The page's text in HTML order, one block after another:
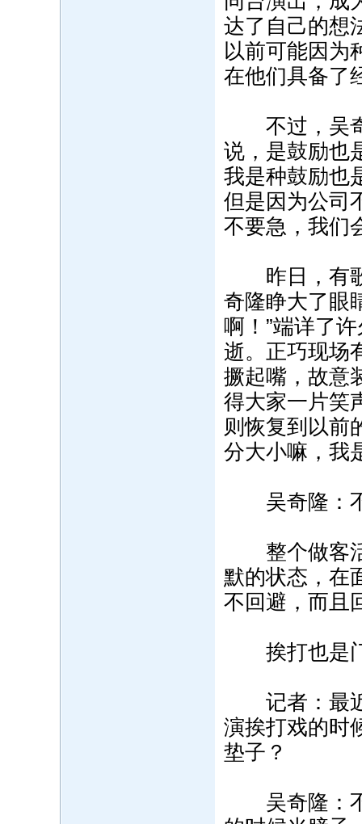
达了自己的想
以前可能因为
在他们具备了
不过，吴奇
说，是鼓励也
我是种鼓励也
但是因为公司
不要急，我们
昨日，有歌
奇隆睁大了眼
啊！”端详了
逝。正巧现场
撅起嘴，故意
得大家一片笑
则恢复到以前
分大小嘛，我
吴奇隆：不
整个做客活
默的状态，在
不回避，而且
挨打也是
记者：最近
演挨打戏的时
垫子？
吴奇隆：不